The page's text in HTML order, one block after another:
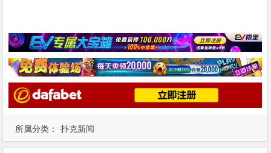
所属分类： 扑克新闻